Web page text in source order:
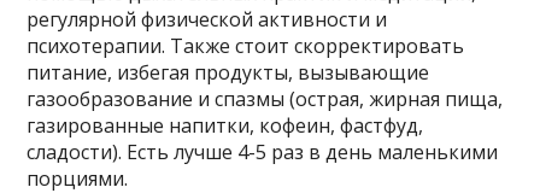
регулярной физической активности и
психотерапии. Также стоит скорректировать
питание, избегая продукты, вызывающие
газообразование и спазмы (острая, жирная пища,
газированные напитки, кофеин, фастфуд,
сладости). Есть лучше 4-5 раз в день маленькими
порциями.